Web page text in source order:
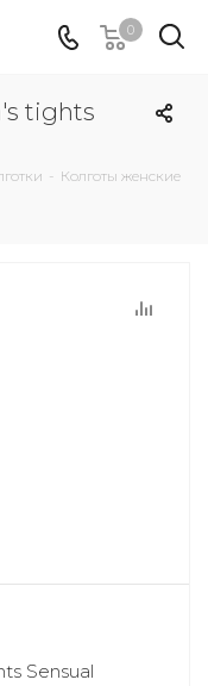
0
tights
- Колготы женские
Sensual